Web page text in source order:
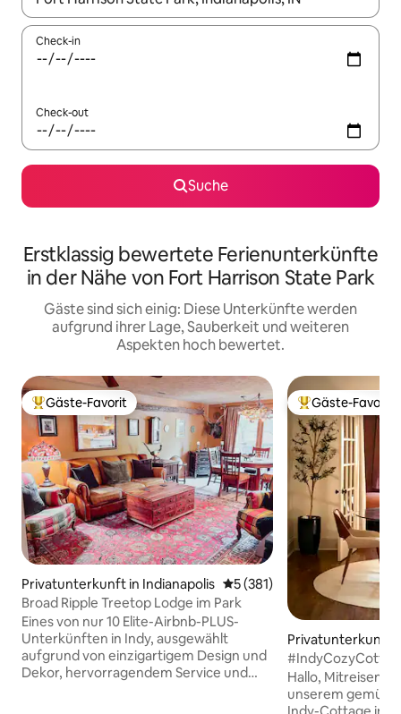
Check-in
Check-out
Suche
Erstklassig bewertete Ferienunterkünfte
in der Nähe von Fort Harrison State Park
Gäste sind sich einig: Diese Unterkünfte werden
aufgrund ihrer Lage, Sauberkeit und weiteren
Aspekten hoch bewertet.
Beliebter Gäste-Favorit.
Gäste-Favorit
Privatunterkunft in Indianapolis Durchschnittliche
5 (381)
Broad Ripple Treetop Lodge im Park
Eines von nur 10 Elite-Airbnb-PLUS-
Unterkünften in Indy, ausgewählt
aufgrund von einzigartigem Design und
Dekor, hervorragendem Service und
Beliebter Gäste-
Gäste-Favorit
Privatunterkunft
polis
Cottage in der
Hallo, Mitreisende! Willkommen
unserem